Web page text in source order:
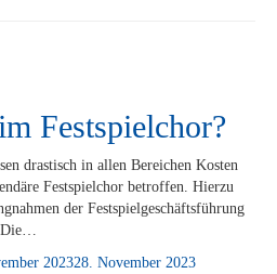
Festspielchor?
dras­tisch in al­len Be­rei­chen Kos­ten
Fest­spiel­chor be­trof­fen. Hier­zu
der Fest­spiel­ge­schäfts­füh­rung
Die…
202328. November 2023